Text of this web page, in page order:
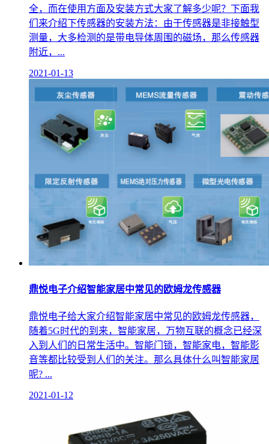
全，而在使用方面及安装方式大家了解多少呢？下面我
们来介绍下传感器的安装方法：由于传感器是非接触型
测量，大多检测的是带电导体周围的磁场，那么传感器
附近，...
2021-01-13
鼎悦电子介绍智能家居中常见的欧姆龙传感器
鼎悦电子给大家介绍智能家居中常见的欧姆龙传感器，
随着5G时代的到来，智能家居，万物互联的概念已经深
入到人们的日常生活中。智能门锁，智能家电，智能影
音等都比较受到人们的关注。那么具体什么叫智能家居
呢? ...
2021-01-12